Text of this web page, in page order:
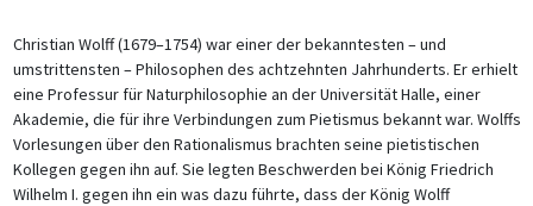
Christian Wolff (1679–1754) war einer der bekanntesten – und
umstrittensten – Philosophen des achtzehnten Jahrhunderts. Er erhielt
eine Professur für Naturphilosophie an der Universität Halle, einer
Akademie, die für ihre Verbindungen zum Pietismus bekannt war. Wolffs
Vorlesungen über den Rationalismus brachten seine pietistischen
Kollegen gegen ihn auf. Sie legten Beschwerden bei König Friedrich
Wilhelm I. gegen ihn ein was dazu führte, dass der König Wolff